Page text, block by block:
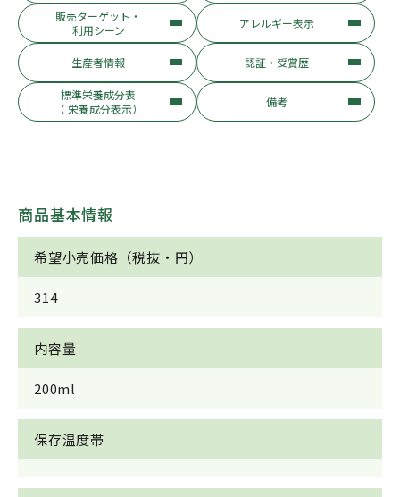
販売ターゲット・
利用シーン
アレルギー表示
生産者情報 認証・受賞歴
標準栄養成分表
（ 栄養成分表示）
備考
商品基本情報
希望小売価格（税抜・円）
314
内容量
200ml
保存温度帯